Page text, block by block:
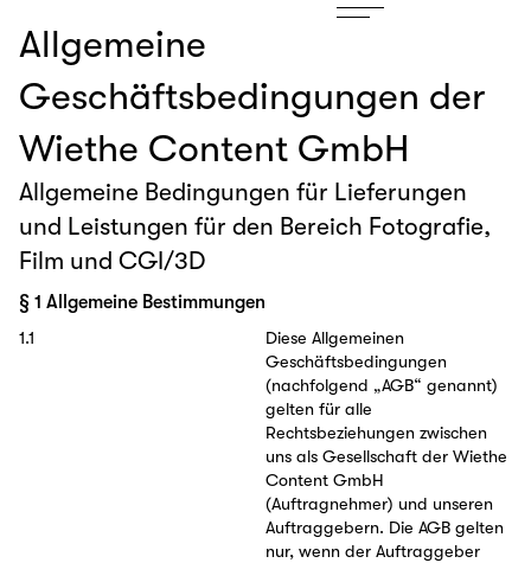
Allgemeine
Geschäftsbedingungen der
Wiethe Content GmbH
Allgemeine Bedingungen für Lieferungen
und Leistungen für den Bereich Fotografie,
Film und CGI/3D
§ 1 Allgemeine Bestimmungen
1.1
Diese Allgemeinen
Geschäftsbedingungen
(nachfolgend „AGB“ genannt)
gelten für alle
Rechtsbeziehungen zwischen
uns als Gesellschaft der Wiethe
Content GmbH
(Auftragnehmer) und unseren
Auftraggebern. Die AGB gelten
nur, wenn der Auftraggeber